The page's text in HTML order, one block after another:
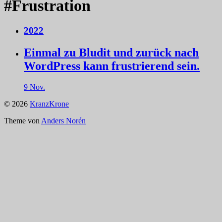
#Frustration
2022
Einmal zu Bludit und zurück nach
WordPress kann frustrierend sein.
9 Nov.
© 2026 KranzKrone
Theme von Anders Norén